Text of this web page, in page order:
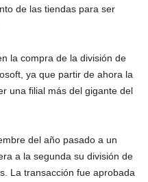
de las tiendas para ser
la compra de la división de
ya que partir de ahora la
una filial más del gigante del
del año pasado a un
a la segunda su división de
La transacción fue aprobada